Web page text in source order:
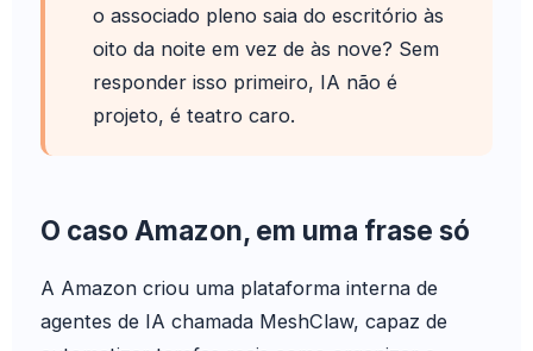
o associado pleno saia do escritório às
oito da noite em vez de às nove? Sem
responder isso primeiro, IA não é
projeto, é teatro caro.
O caso Amazon, em uma frase só
A Amazon criou uma plataforma interna de
agentes de IA chamada MeshClaw, capaz de